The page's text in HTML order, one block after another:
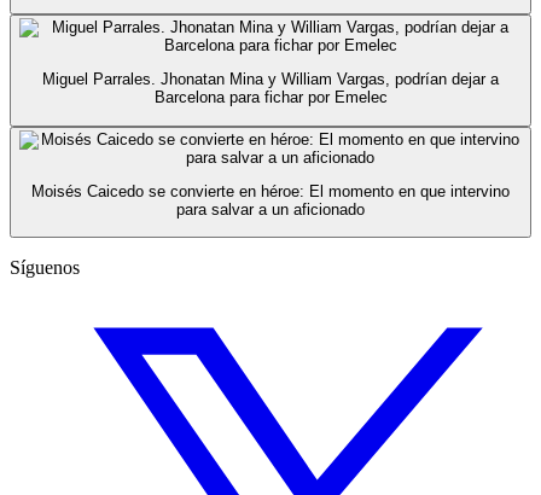
Miguel Parrales. Jhonatan Mina y William Vargas, podrían dejar a
Barcelona para fichar por Emelec
Moisés Caicedo se convierte en héroe: El momento en que intervino
para salvar a un aficionado
Síguenos